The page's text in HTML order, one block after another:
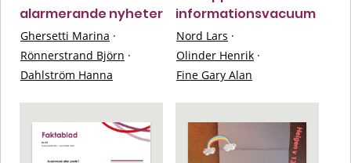
alarmerande nyheter
Ghersetti Marina ·
Rönnerstrand Björn ·
Dahlström Hanna
informationsvacuum
Nord Lars ·
Olinder Henrik ·
Fine Gary Alan